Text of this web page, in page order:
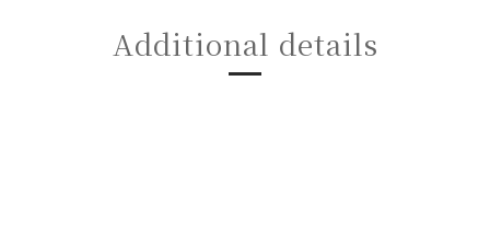
Additional details